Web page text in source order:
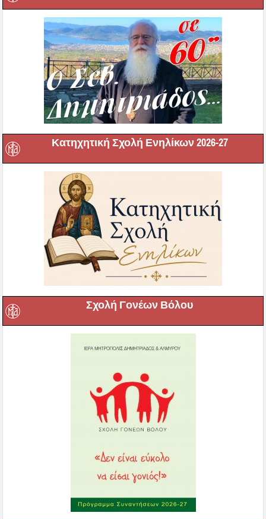
Κατηχητική Σχολή Ενηλίκων 2026-27
Σχολή Γονέων Βόλου